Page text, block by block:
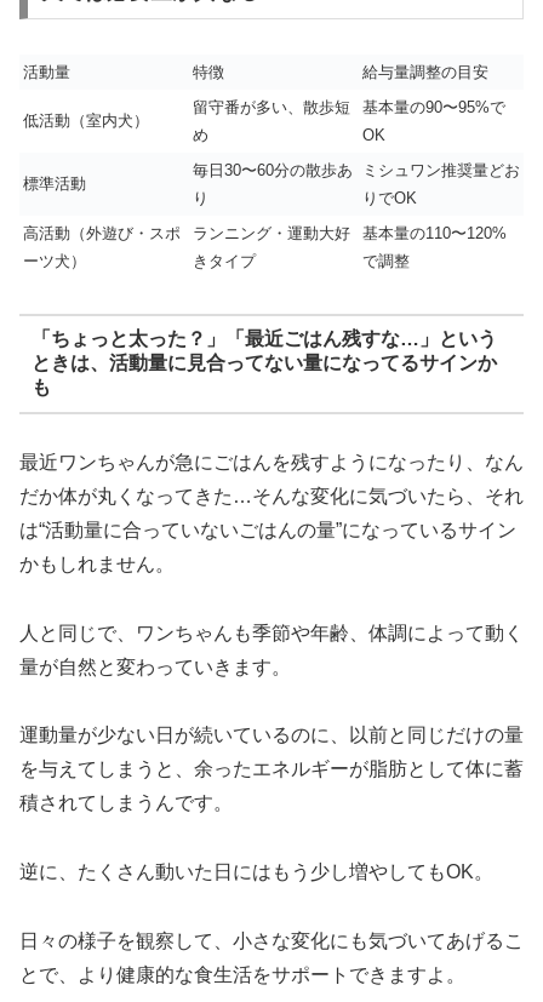
活動量 特徴 給与量調整の目安
低活動（室内犬）
留守番が多い、散歩短
め
基本量の90〜95%で
OK
標準活動
毎日30〜60分の散歩あ
り
ミシュワン推奨量どお
りでOK
高活動（外遊び・スポ
ーツ犬）
ランニング・運動大好
きタイプ
基本量の110〜120%
で調整
「ちょっと太った？」「最近ごはん残すな…」という
ときは、活動量に見合ってない量になってるサインか
も
最近ワンちゃんが急にごはんを残すようになったり、なん
だか体が丸くなってきた…そんな変化に気づいたら、それ
は“活動量に合っていないごはんの量”になっているサイン
かもしれません。
人と同じで、ワンちゃんも季節や年齢、体調によって動く
量が自然と変わっていきます。
運動量が少ない日が続いているのに、以前と同じだけの量
を与えてしまうと、余ったエネルギーが脂肪として体に蓄
積されてしまうんです。
逆に、たくさん動いた日にはもう少し増やしてもOK。
日々の様子を観察して、小さな変化にも気づいてあげるこ
とで、より健康的な食生活をサポートできますよ。